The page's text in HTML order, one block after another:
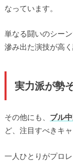
なっています。
単なる闘いのシー
滲み出た演技が高
実力派が勢
その他にも、 ブル
ど、注目すべきキ
一人ひとりがプロ